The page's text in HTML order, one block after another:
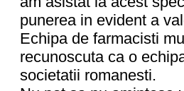
punerea in evident a
Echipa de farmacisti
recunoscuta ca o
societatii romanesti.